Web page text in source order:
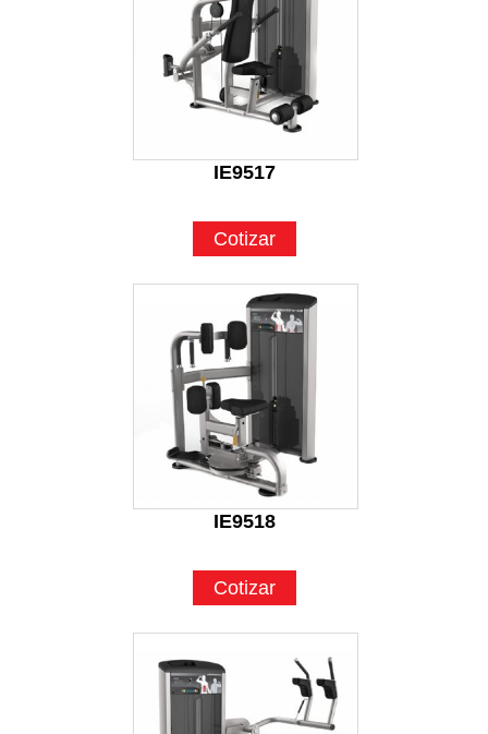
IE9517
Cotizar
IE9518
Cotizar